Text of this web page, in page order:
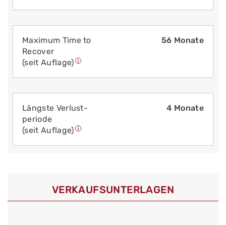
Maximum Time to
Recover
(seit Auflage)
56 Monate
Längste Verlust­
periode
(seit Auflage)
4 Monate
VERKAUFS­UNTERLAGEN